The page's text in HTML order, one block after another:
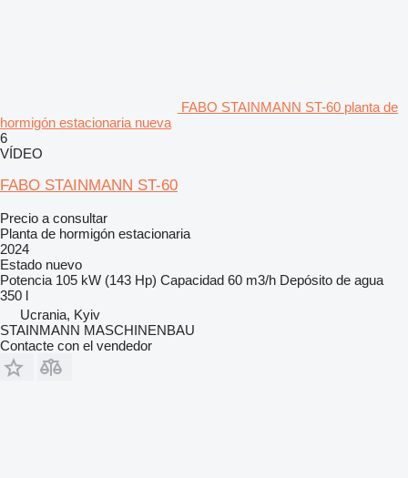
FABO STAINMANN ST-60 planta de
hormigón estacionaria nueva
6
VÍDEO
FABO STAINMANN ST-60
Precio a consultar
Planta de hormigón estacionaria
2024
Estado nuevo
Potencia 105 kW (143 Hp) Capacidad 60 m3/h Depósito de agua
350 l
Ucrania, Kyiv
STAINMANN MASCHINENBAU
Contacte con el vendedor